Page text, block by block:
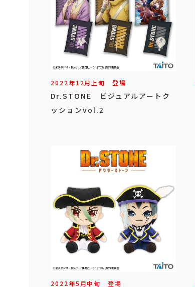
2022年12月上旬 登場
Dr.STONE ビジュアルアートク
ッションvol.2
2022年5月中旬 登場